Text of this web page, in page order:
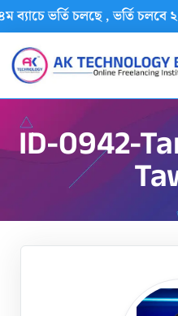
ব্যাচে ভর্তি চলছে , ভর্তি
ID-0942-